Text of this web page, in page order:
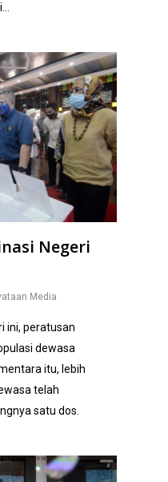
Negeri
Media
ini, peratusan
dewasa
itu, lebih
telah
satu dos.